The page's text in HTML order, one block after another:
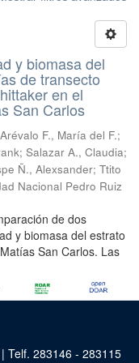
y biomasa del
de transecto
en el
San Carlos
Arévalo F., María del F.;
; Salazar A., Claudia;
Ñ., Alexsander; Ttito
Nacional Pedro Ruiz
de dos
y biomasa del estrato
San Carlos. Las
Telf. 283146 - 283115